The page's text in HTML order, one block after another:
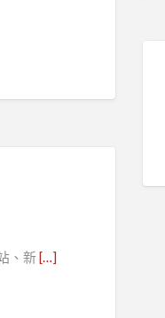
、新[…]